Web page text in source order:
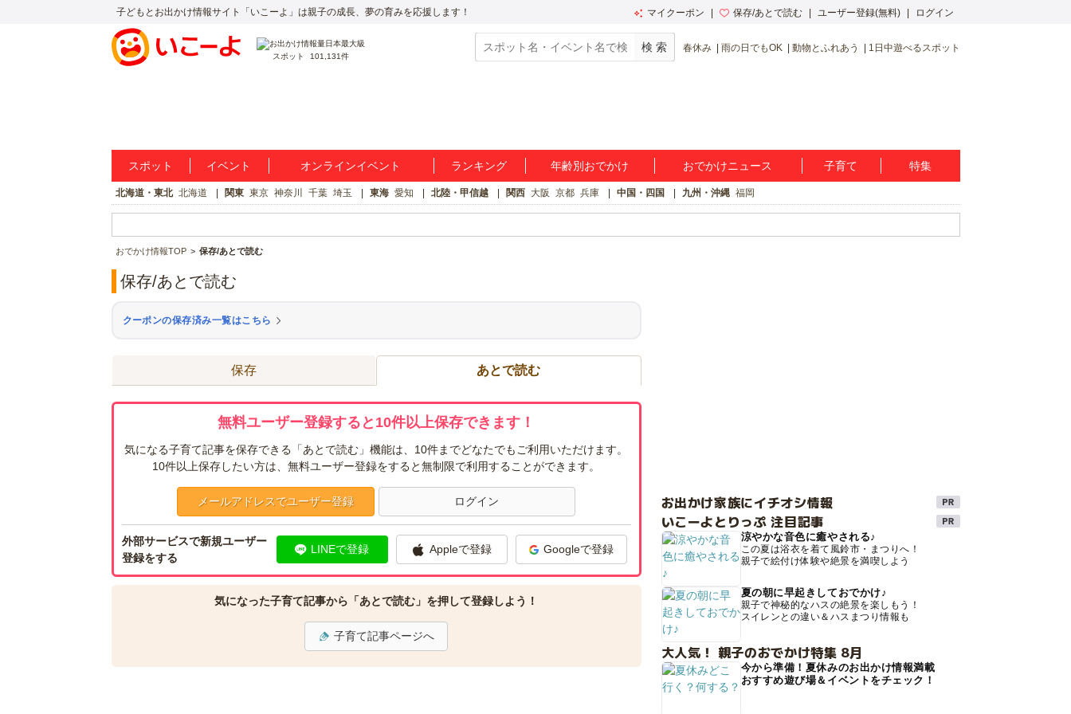
子どもとお出かけ情報サイト「いこーよ」は親子の成長、夢の育みを応援します！ マイクーポン 保存/あとで読む ユーザー登録(無料) ログイン
スポット 101,131件
春休み 雨の日でもOK 動物とふれあう 1日中遊べるスポット
スポット イベント オンラインイベント ランキング 年齢別おでかけ おでかけニュース 子育て 特集
北海道・東北 北海道 関東 東京 神奈川 千葉 埼玉 東海 愛知 北陸・甲信越 関西 大阪 京都 兵庫 中国・四国 九州・沖縄 福岡
おでかけ情報TOP 保存/あとで読む
保存/あとで読む
クーポンの保存済み一覧はこちら
保存 あとで読む
無料ユーザー登録すると10件以上保存できます！
気になる子育て記事を保存できる「あとで読む」機能は、10件までどなたでもご利用いただけます。
10件以上保存したい方は、無料ユーザー登録をすると無制限で利用することができます。
メールアドレスでユーザー登録 ログイン
外部サービスで新規ユーザー
登録をする
LINEで登録 Appleで登録 Googleで登録
気になった子育て記事から「あとで読む」を押して登録しよう！
子育て記事ページへ
お出かけ家族にイチオシ情報
いこーよとりっぷ 注目記事
涼やかな音色に癒やされる♪
この夏は浴衣を着て風鈴市・まつりへ！
親子で絵付け体験や絶景を満喫しよう
夏の朝に早起きしておでかけ♪
親子で神秘的なハスの絶景を楽しもう！
スイレンとの違い＆ハスまつり情報も
大人気！ 親子のおでかけ特集 8月
今から準備！夏休みのお出かけ情報満載
おすすめ遊び場＆イベントをチェック！